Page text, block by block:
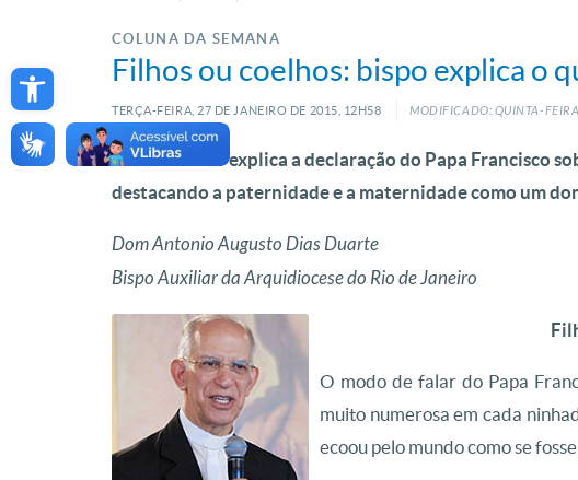
Open toolbar
COLUNA DA SEMANA
Filhos ou coelhos: bispo explica o
TERÇA-FEIRA, 27 DE JANEIRO DE 2015, 12H58 MODIFICADO: QUINTA-
Dom Antônio explica a declaração do Papa Francisco
destacando a paternidade e a maternidade como um
Dom Antonio Augusto Dias Duarte
Bispo Auxiliar da Arquidiocese do Rio de Janeiro
O modo de falar do Papa
muito numerosa em cada
ecoou pelo mundo como se